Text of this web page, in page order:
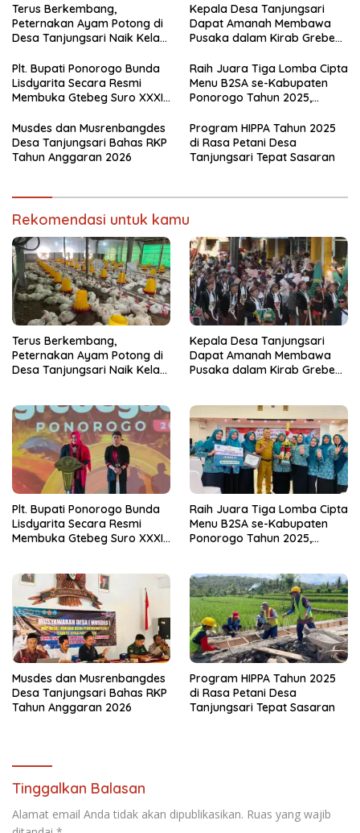
Terus Berkembang,
Peternakan Ayam Potong di
Desa Tanjungsari Naik Kelas
Blower
Kepala Desa Tanjungsari
Dapat Amanah Membawa
Pusaka dalam Kirab Grebeg
Plt. Bupati Ponorogo Bunda
Lisdyarita Secara Resmi
Membuka Gtebeg Suro XXXI
Raih Juara Tiga Lomba Cipta
Menu B2SA se-Kabupaten
Ponorogo Tahun 2025,
Hebat
Musdes dan Musrenbangdes
Desa Tanjungsari Bahas RKP
Tahun Anggaran 2026
Program HIPPA Tahun 2025
di Rasa Petani Desa
Tanjungsari Tepat Sasaran
Rekomendasi untuk kamu
Terus Berkembang,
Peternakan Ayam Potong di
Desa Tanjungsari Naik Kelas
Kepala Desa Tanjungsari
Dapat Amanah Membawa
Pusaka dalam Kirab Grebeg
Plt. Bupati Ponorogo Bunda
Lisdyarita Secara Resmi
Membuka Gtebeg Suro XXXI
Raih Juara Tiga Lomba Cipta
Menu B2SA se-Kabupaten
Ponorogo Tahun 2025,
Musdes dan Musrenbangdes
Desa Tanjungsari Bahas RKP
Tahun Anggaran 2026
Program HIPPA Tahun 2025
di Rasa Petani Desa
Tanjungsari Tepat Sasaran
Tinggalkan Balasan
Alamat email Anda tidak akan dipublikasikan. Ruas yang wajib